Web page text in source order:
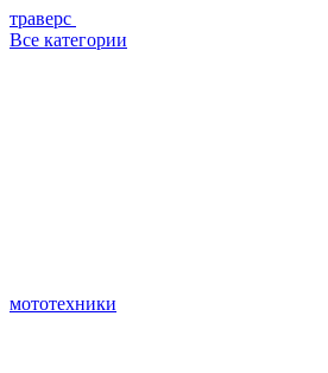
траверс
Все категории
мототехники